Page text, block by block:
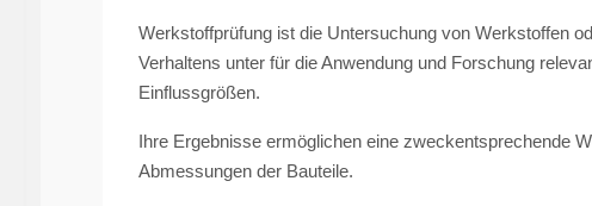
Werkstoffprüfung ist die Untersuchung von Werkstoffen
Verhaltens unter für die Anwendung und Forschung
Einflussgrößen.
Ihre Ergebnisse ermöglichen eine zweckentsprechende
Abmessungen der Bauteile.